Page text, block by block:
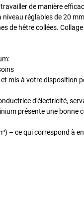
de manière
réglables de 20
de hêtre collées.
mis à votre disposition
d'électricité,
présente une
– ce qui correspond à